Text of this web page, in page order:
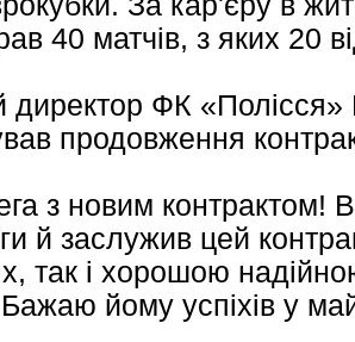
40 матчів, з яких 20
директор ФК
продовження
з новим контрактом!
й заслужив цей
так і хорошою
йому успіхів у